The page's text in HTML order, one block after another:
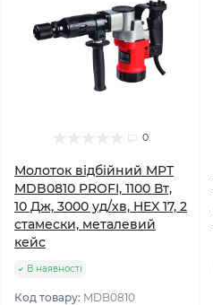
0
Молоток відбійний MPT
MDB0810 PROFI, 1100 Вт,
10 Дж, 3000 уд/хв, HEX 17, 2
стамески, металевий
кейс
В наявності
Код товару: MDB0810